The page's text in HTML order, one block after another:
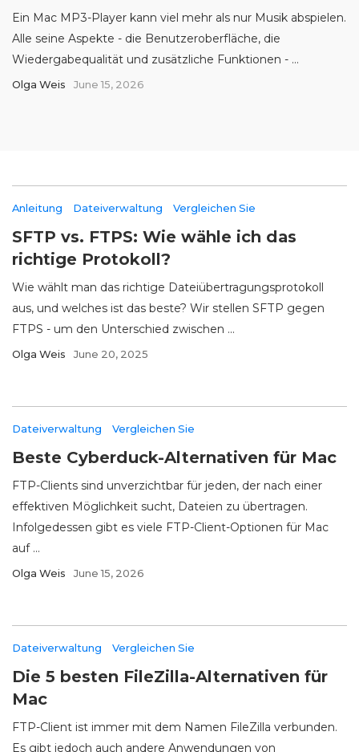
Ein Mac MP3-Player kann viel mehr als nur Musik abspielen.
Alle seine Aspekte - die Benutzeroberfläche, die
Wiedergabequalität und zusätzliche Funktionen - ...
Olga Weis June 15, 2026
Anleitung Dateiverwaltung Vergleichen Sie
SFTP vs. FTPS: Wie wähle ich das
richtige Protokoll?
Wie wählt man das richtige Dateiübertragungsprotokoll
aus, und welches ist das beste? Wir stellen SFTP gegen
FTPS - um den Unterschied zwischen ...
Olga Weis June 20, 2025
Dateiverwaltung Vergleichen Sie
Beste Cyberduck-Alternativen für Mac
FTP-Clients sind unverzichtbar für jeden, der nach einer
effektiven Möglichkeit sucht, Dateien zu übertragen.
Infolgedessen gibt es viele FTP-Client-Optionen für Mac
auf ...
Olga Weis June 15, 2026
Dateiverwaltung Vergleichen Sie
Die 5 besten FileZilla-Alternativen für
Mac
FTP-Client ist immer mit dem Namen FileZilla verbunden.
Es gibt jedoch auch andere Anwendungen von